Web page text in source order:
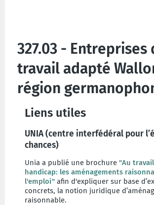
327.03 - Entreprises
travail adapté
région
Liens utiles
UNIA (centre interfédéral pour
chances)
Unia a publié une brochure "Au
handicap: les aménagements
l'emploi" afin d'expliquer sur base
concrets, la notion juridique
raisonnable.